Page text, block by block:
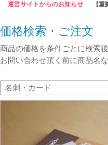
運営サイトからのお知らせ 【
価格検索・ご注文
商品の価格を条件ごとに検索
お問い合わせ頂く前に商品名